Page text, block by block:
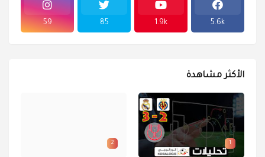
5.6k
1.9k
85
59
الأكثر مشاهدة
1
2